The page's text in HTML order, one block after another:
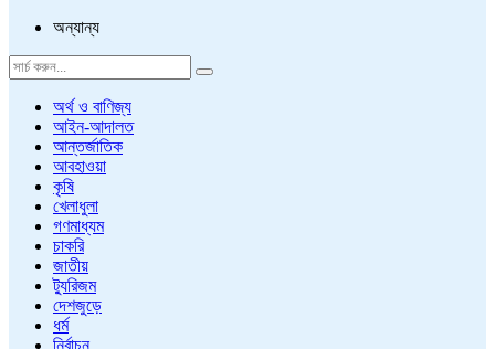
অন্যান্য
অর্থ ও বাণিজ্য
আইন-আদালত
আন্তর্জাতিক
আবহাওয়া
কৃষি
খেলাধুলা
গণমাধ্যম
চাকরি
জাতীয়
ট্যুরিজম
দেশজুড়ে
ধর্ম
নির্বাচন